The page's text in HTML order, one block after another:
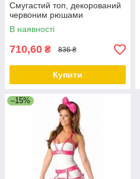
Смугастий топ, декорований
червоним рюшами
В наявності
710,60 ₴ 836 ₴
Купити
–15%